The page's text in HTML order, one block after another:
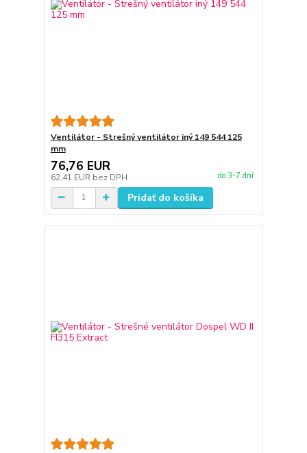
Ventilátor - Strešný ventilátor iný 149 544 125
mm
76,76 EUR
62,41 EUR bez DPH do 3-7 dní
Pridať do košíka